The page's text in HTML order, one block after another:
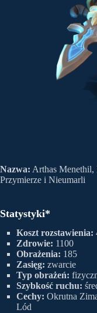
Nazwa: Arthas
Przymierze i Nieumarli
Statystyki*
Koszt rozstawienia:
Zdrowie: 1100
Obrażenia: 185
Zasięg: zwarcie
Typ obrażeń:
Szybkość ruchu:
Cechy: Okrutna
Lód